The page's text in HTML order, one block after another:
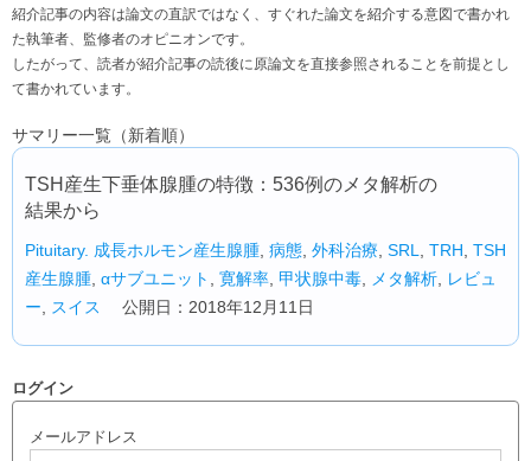
紹介記事の内容は論文の直訳ではなく、すぐれた論文を紹介する意図で書かれ
た執筆者、監修者のオピニオンです。
したがって、読者が紹介記事の読後に原論文を直接参照されることを前提とし
て書かれています。
サマリー一覧（新着順）
TSH産生下垂体腺腫の特徴：536例のメタ解析の
結果から
Pituitary. 成長ホルモン産生腺腫 病態 外科治療 SRL TRH TSH
産生腺腫 αサブユニット 寛解率 甲状腺中毒 メタ解析
レビュ
ー
スイス 公開日：2018年12月11日
ログイン
メールアドレス